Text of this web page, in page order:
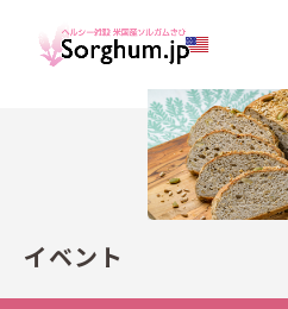
イベント